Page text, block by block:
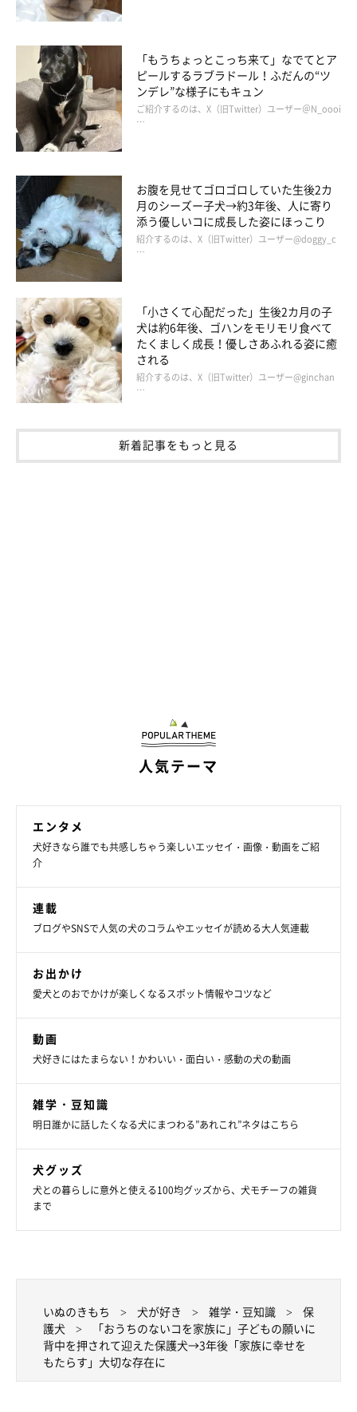
スヌーピーちゃんが家に来てからのこと
ずにずいぶん静かなコだったそう。それが3日もすると、
いかけたり。やっと緊張が解けたのか、とても元気で活発な子犬
の姿を見せたのでした。
信頼できるトレーナーさんとの出会い
「もうちょっとこっち来て」なでてとア
ピールするラブラドール！ふだんの“ツ
ンデレ”な様子にもキュン
ご紹介するのは、X（旧Twitter）ユーザー＠N_oooi
…
お腹を見せてゴロゴロしていた生後2カ
月のシーズー子犬→約3年後、人に寄り
添う優しいコに成長した姿にほっこり
紹介するのは、X（旧Twitter）ユーザー@doggy_c
…
「小さくて心配だった」生後2カ月の子
犬は約6年後、ゴハンをモリモリ食べて
たくましく成長！優しさあふれる姿に癒
される
紹介するのは、X（旧Twitter）ユーザー@ginchan
…
新着記事をもっと見る
人気テーマ
エンタメ
犬好きなら誰でも共感しちゃう楽しいエッセイ・画像・動画をご紹
介
連載
ブログやSNSで人気の犬のコラムやエッセイが読める大人気連載
お出かけ
愛犬とのおでかけが楽しくなるスポット情報やコツなど
動画
犬好きにはたまらない！かわいい・面白い・感動の犬の動画
雑学・豆知識
明日誰かに話したくなる犬にまつわる”あれこれ”ネタはこちら
犬グッズ
犬との暮らしに意外と使える100均グッズから、犬モチーフの雑貨
まで
いぬのきもち 犬が好き 雑学・豆知識
保
護犬
「おうちのないコを家族に」子どもの願いに
背中を押されて迎えた保護犬→3年後「家族に幸せを
もたらす」大切な存在に